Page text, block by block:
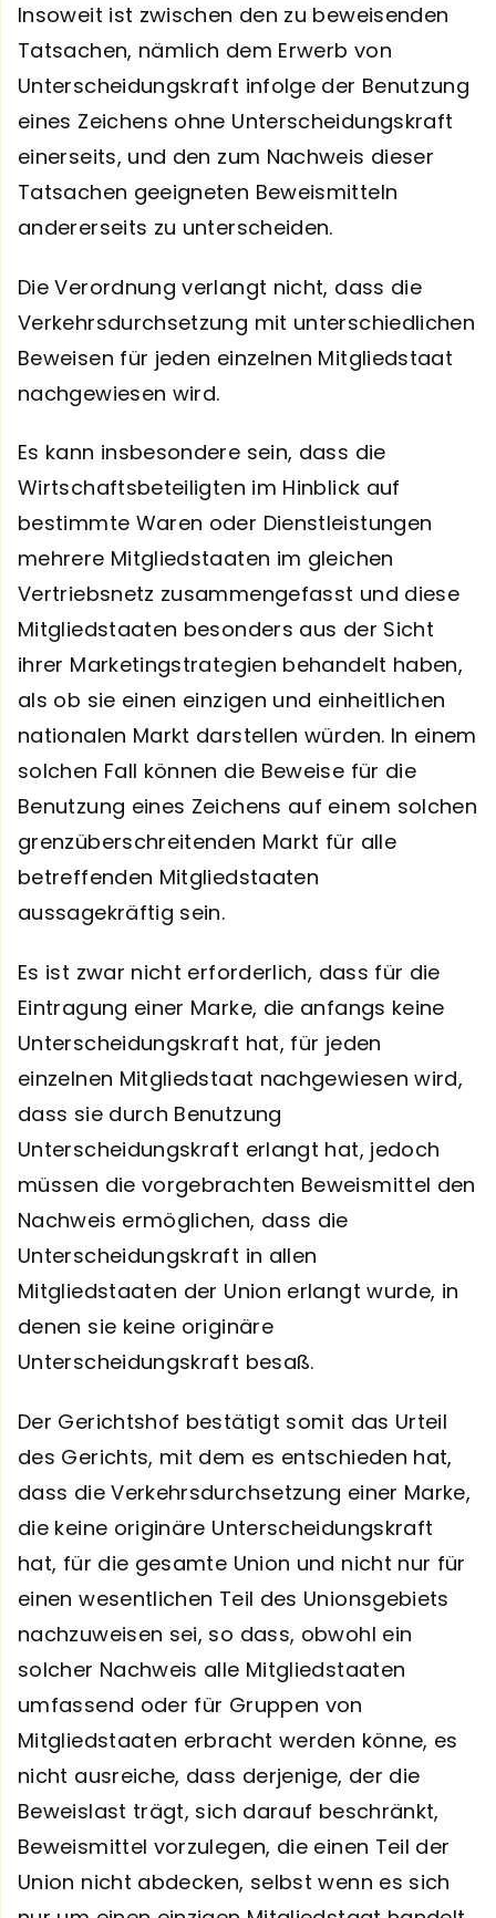
Insoweit ist zwischen den zu beweisenden
Tatsachen, nämlich dem Erwerb von
Unterscheidungskraft infolge der Benutzung
eines Zeichens ohne Unterscheidungskraft
einerseits, und den zum Nachweis dieser
Tatsachen geeigneten Beweismitteln
andererseits zu unterscheiden.
Die Verordnung verlangt nicht, dass die
Verkehrsdurchsetzung mit unterschiedlichen
Beweisen für jeden einzelnen Mitgliedstaat
nachgewiesen wird.
Es kann insbesondere sein, dass die
Wirtschaftsbeteiligten im Hinblick auf
bestimmte Waren oder Dienstleistungen
mehrere Mitgliedstaaten im gleichen
Vertriebsnetz zusammengefasst und diese
Mitgliedstaaten besonders aus der Sicht
ihrer Marketingstrategien behandelt haben,
als ob sie einen einzigen und einheitlichen
nationalen Markt darstellen würden. In einem
solchen Fall können die Beweise für die
Benutzung eines Zeichens auf einem solchen
grenzüberschreitenden Markt für alle
betreffenden Mitgliedstaaten
aussagekräftig sein.
Es ist zwar nicht erforderlich, dass für die
Eintragung einer Marke, die anfangs keine
Unterscheidungskraft hat, für jeden
einzelnen Mitgliedstaat nachgewiesen wird,
dass sie durch Benutzung
Unterscheidungskraft erlangt hat, jedoch
müssen die vorgebrachten Beweismittel den
Nachweis ermöglichen, dass die
Unterscheidungskraft in allen
Mitgliedstaaten der Union erlangt wurde, in
denen sie keine originäre
Unterscheidungskraft besaß.
Der Gerichtshof bestätigt somit das Urteil
des Gerichts, mit dem es entschieden hat,
dass die Verkehrsdurchsetzung einer Marke,
die keine originäre Unterscheidungskraft
hat, für die gesamte Union und nicht nur für
einen wesentlichen Teil des Unionsgebiets
nachzuweisen sei, so dass, obwohl ein
solcher Nachweis alle Mitgliedstaaten
umfassend oder für Gruppen von
Mitgliedstaaten erbracht werden könne, es
nicht ausreiche, dass derjenige, der die
Beweislast trägt, sich darauf beschränkt,
Beweismittel vorzulegen, die einen Teil der
Union nicht abdecken, selbst wenn es sich